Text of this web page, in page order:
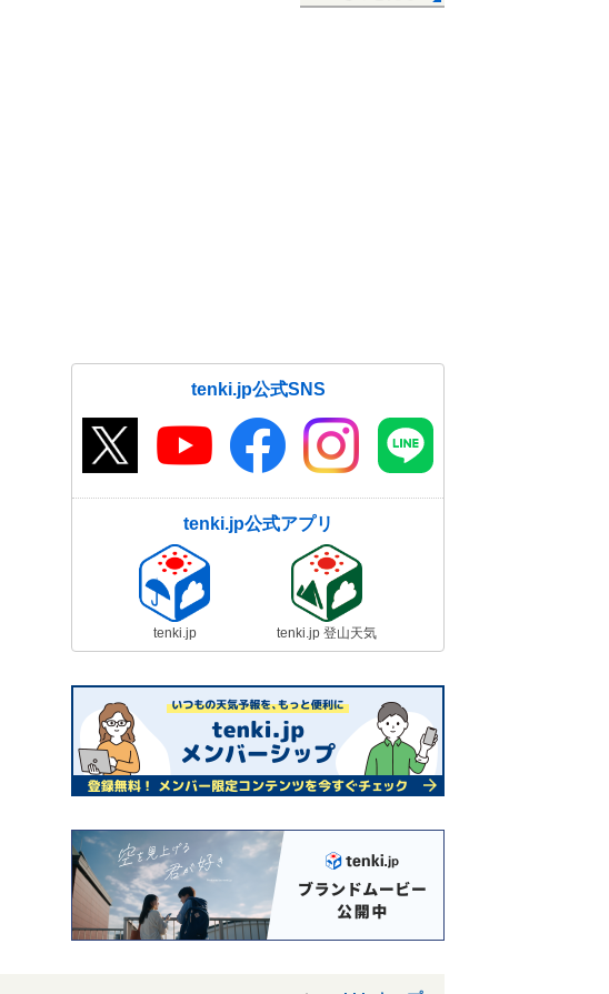
tenki.jp公式SNS
tenki.jp公式アプリ
tenki.jp tenki.jp 登山天気